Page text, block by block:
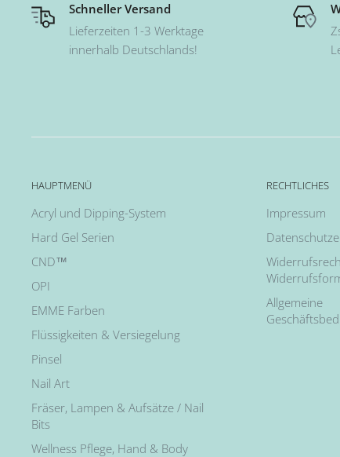
Schneller Versand
Lieferzeiten 1-3 Werktage
innerhalb Deutschlands!
HAUPTMENÜ
Acryl und Dipping-System
Hard Gel Serien
CND™
OPI
EMME Farben
Flüssigkeiten & Versiegelung
Pinsel
Nail Art
Fräser, Lampen & Aufsätze / Nail
Bits
Wellness Pflege, Hand & Body
RECHTLICHES
Impressum
Allgemeine